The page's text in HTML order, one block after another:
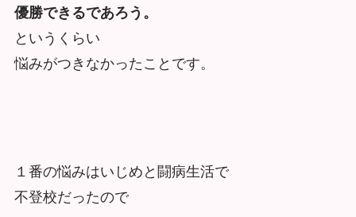
優勝できるであろう。
というくらい
悩みがつきなかったことです。
１番の悩みはいじめと闘病生活で
不登校だったので